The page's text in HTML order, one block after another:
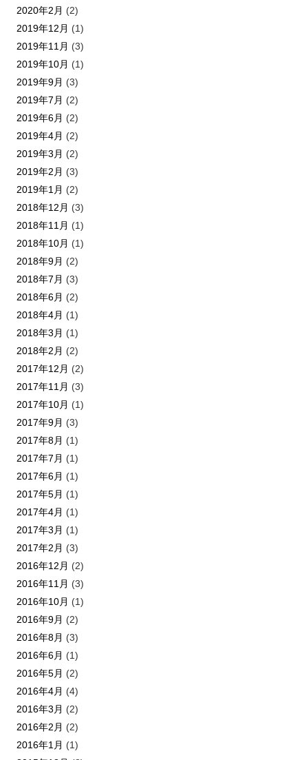
2020年2月 (2)
2019年12月 (1)
2019年11月 (3)
2019年10月 (1)
2019年9月 (3)
2019年7月 (2)
2019年6月 (2)
2019年4月 (2)
2019年3月 (2)
2019年2月 (3)
2019年1月 (2)
2018年12月 (3)
2018年11月 (1)
2018年10月 (1)
2018年9月 (2)
2018年7月 (3)
2018年6月 (2)
2018年4月 (1)
2018年3月 (1)
2018年2月 (2)
2017年12月 (2)
2017年11月 (3)
2017年10月 (1)
2017年9月 (3)
2017年8月 (1)
2017年7月 (1)
2017年6月 (1)
2017年5月 (1)
2017年4月 (1)
2017年3月 (1)
2017年2月 (3)
2016年12月 (2)
2016年11月 (3)
2016年10月 (1)
2016年9月 (2)
2016年8月 (3)
2016年6月 (1)
2016年5月 (2)
2016年4月 (4)
2016年3月 (2)
2016年2月 (2)
2016年1月 (1)